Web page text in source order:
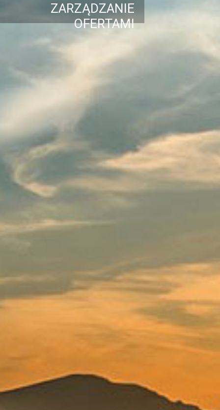
ZARZĄDZANIE
OFERTAMI